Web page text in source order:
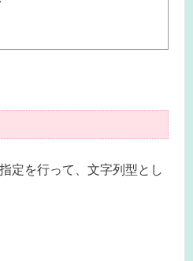
定を行って、文字列型とし